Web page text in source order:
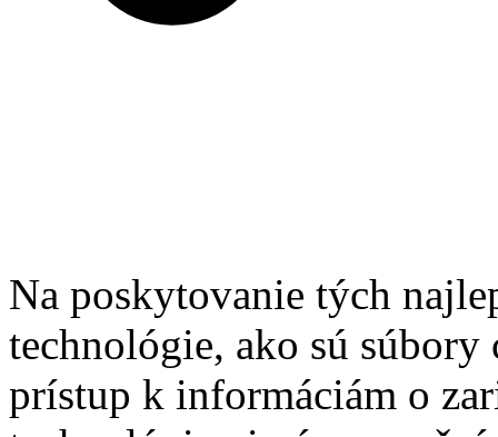
Na poskytovanie tých
technológie, ako sú súbory
prístup k informáciám o